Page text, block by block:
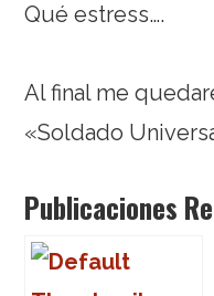
Qué estress….
Al final me
«Soldado
Publicaciones